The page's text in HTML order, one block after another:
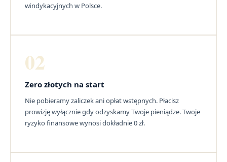
windykacyjnych w Polsce.
02
Zero złotych na start
Nie pobieramy zaliczek ani opłat wstępnych. Płacisz
prowizję wyłącznie gdy odzyskamy Twoje pieniądze. Twoje
ryzyko finansowe wynosi dokładnie 0 zł.